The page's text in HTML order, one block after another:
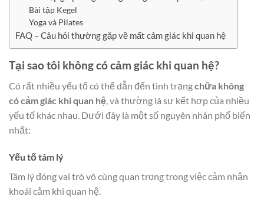
Bài tập Kegel
Yoga và Pilates
FAQ – Câu hỏi thường gặp về mất cảm giác khi quan hệ
Tại sao tôi không có cảm giác khi quan hệ?
Có rất nhiều yếu tố có thể dẫn đến tình trạngchữa không
có cảm giác khi quan hệ, và thường là sự kết hợp của nhiều
yếu tố khác nhau. Dưới đây là một số nguyên nhân phổ biến
nhất:
Yếu tố tâm lý
Tâm lý đóng vai trò vô cùng quan trọng trong việc cảm nhận
khoái cảm khi quan hệ.